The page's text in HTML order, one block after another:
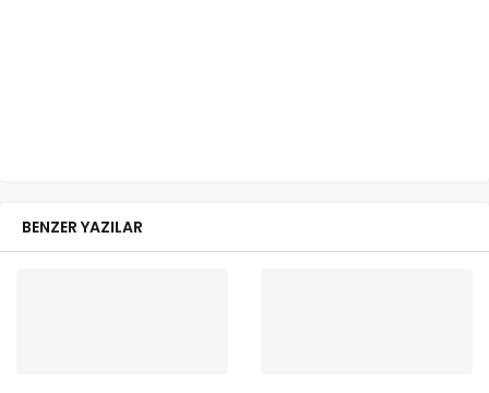
BENZER YAZILAR